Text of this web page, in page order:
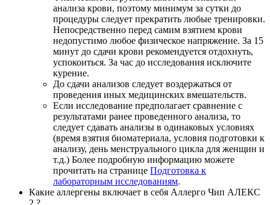
анализа крови, поэтому минимум за сутки до
процедуры следует прекратить любые тренировки.
Непосредственно перед самим взятием крови
недопустимо любое физическое напряжение. За 15
минут до сдачи крови рекомендуется отдохнуть,
успокоиться. За час до исследования исключите
курение.
До сдачи анализов следует воздержаться от
проведения иных медицинских вмешательств.
Если исследование предполагает сравнение с
результатами ранее проведенного анализа, то
следует сдавать анализы в одинаковых условиях
(время взятия биоматериала, условия подготовки к
анализу, день менструального цикла для женщин и
т.д.) Более подробную информацию можете
прочитать на странице Подготовка к
лабораторным исследованиям.
Какие аллергены включает в себя Аллерго Чип АЛЕКС